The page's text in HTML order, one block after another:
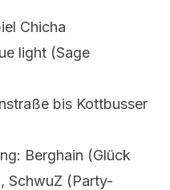
Chicha
light (Sage
bis Kottbusser
Berghain (Glück
SchwuZ (Party-